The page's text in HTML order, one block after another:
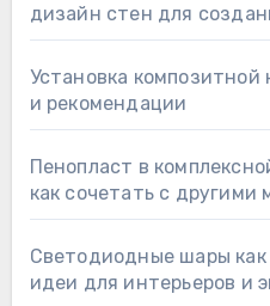
дизайн стен для
Установка композитной
и рекомендации
Пенопласт в
как сочетать с другими
Светодиодные шары
идеи для интерьеров и